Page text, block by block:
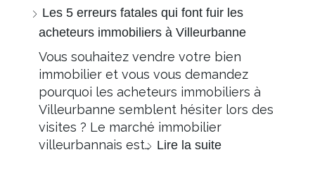
Les 5 erreurs fatales qui font fuir les
acheteurs immobiliers à Villeurbanne
Vous souhaitez vendre votre bien
immobilier et vous vous demandez
pourquoi les acheteurs immobiliers à
Villeurbanne semblent hésiter lors des
visites ? Le marché immobilier
villeurbannais est… Lire la suite